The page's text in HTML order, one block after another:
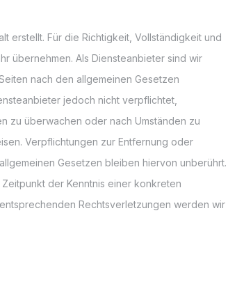
erstellt. Für die Richtigkeit, Vollständigkeit und
übernehmen. Als Diensteanbieter sind wir
nach den allgemeinen Gesetzen
jedoch nicht verpflichtet,
zu überwachen oder nach Umständen zu
Verpflichtungen zur Entfernung oder
Gesetzen bleiben hiervon unberührt.
der Kenntnis einer konkreten
Rechtsverletzungen werden wir